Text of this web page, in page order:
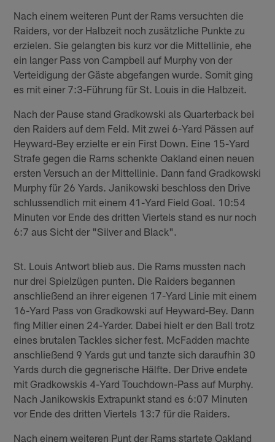
Nach einem weiteren Punt der Rams versuchten die
Raiders, vor der Halbzeit noch zusätzliche Punkte zu
erzielen. Sie gelangten bis kurz vor die Mittellinie, ehe
ein langer Pass von Campbell auf Murphy von der
Verteidigung der Gäste abgefangen wurde. Somit ging
es mit einer 7:3-Führung für St. Louis in die Halbzeit.
Nach der Pause stand Gradkowski als Quarterback bei
den Raiders auf dem Feld. Mit zwei 6-Yard Pässen auf
Heyward-Bey erzielte er ein First Down. Eine 15-Yard
Strafe gegen die Rams schenkte Oakland einen neuen
ersten Versuch an der Mittellinie. Dann fand Gradkowski
Murphy für 26 Yards. Janikowski beschloss den Drive
schlussendlich mit einem 41-Yard Field Goal. 10:54
Minuten vor Ende des dritten Viertels stand es nur noch
6:7 aus Sicht der "Silver and Black".
St. Louis Antwort blieb aus. Die Rams mussten nach
nur drei Spielzügen punten. Die Raiders begannen
anschließend an ihrer eigenen 17-Yard Linie mit einem
16-Yard Pass von Gradkowski auf Heyward-Bey. Dann
fing Miller einen 24-Yarder. Dabei hielt er den Ball trotz
eines brutalen Tackles sicher fest. McFadden machte
anschließend 9 Yards gut und tanzte sich daraufhin 30
Yards durch die gegnerische Hälfte. Der Drive endete
mit Gradkowskis 4-Yard Touchdown-Pass auf Murphy.
Nach Janikowskis Extrapunkt stand es 6:07 Minuten
vor Ende des dritten Viertels 13:7 für die Raiders.
Nach einem weiteren Punt der Rams startete Oakland